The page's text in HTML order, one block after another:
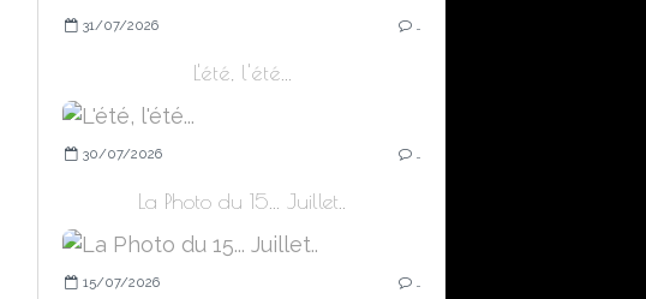
31/07/2026
L'été, l'été...
30/07/2026
La Photo du 15... Juillet..
15/07/2026